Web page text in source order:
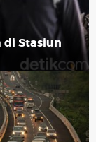
di Stasiun